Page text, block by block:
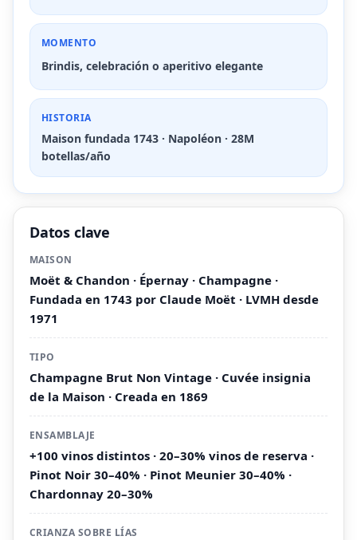
MOMENTO
Brindis, celebración o aperitivo elegante
HISTORIA
Maison fundada 1743 · Napoléon · 28M
botellas/año
Datos clave
MAISON
Moët & Chandon · Épernay · Champagne ·
Fundada en 1743 por Claude Moët · LVMH desde
1971
TIPO
Champagne Brut Non Vintage · Cuvée insignia
de la Maison · Creada en 1869
ENSAMBLAJE
+100 vinos distintos · 20–30% vinos de reserva ·
Pinot Noir 30–40% · Pinot Meunier 30–40% ·
Chardonnay 20–30%
CRIANZA SOBRE LÍAS